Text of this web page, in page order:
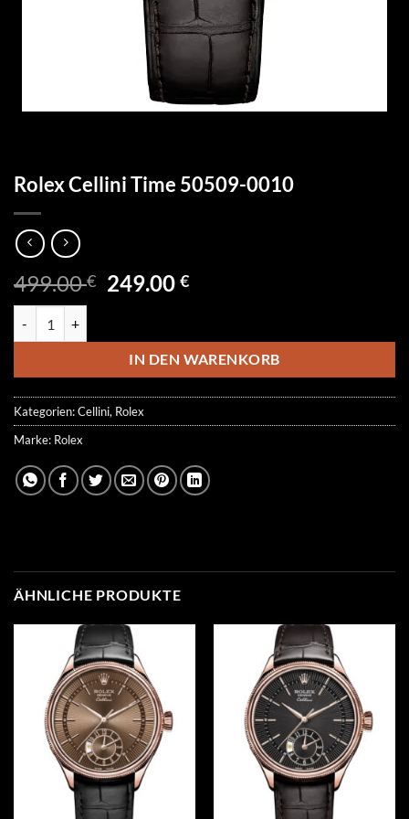
Rolex Cellini Time 50509-0010
499.00€ Ursprünglicher
499.00 €
249.00€Aktueller
249.00 €.
IN DEN WARENKORB
Kategorien:Cellini, Rolex
Marke: Rolex
ÄHNLICHE PRODUKTE